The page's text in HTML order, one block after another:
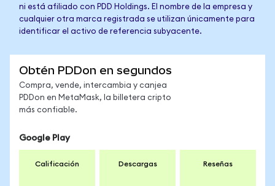
ni está afiliado con PDD Holdings. El nombre de la empresa y
cualquier otra marca registrada se utilizan únicamente para
identificar el activo de referencia subyacente.
Obtén PDDon en segundos
Compra, vende, intercambia y canjea
PDDon en MetaMask, la billetera cripto
más confiable.
Google Play
Calificación Descargas Reseñas